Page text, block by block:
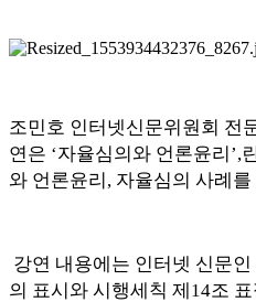
조민호 인터넷신문위원회 전
연은 ‘자율심의와 언론윤리 ’,
와 언론윤리 , 자율심의 사례
강연 내용에는 인터넷 신문인
의 표시와 시행세칙 제 14조